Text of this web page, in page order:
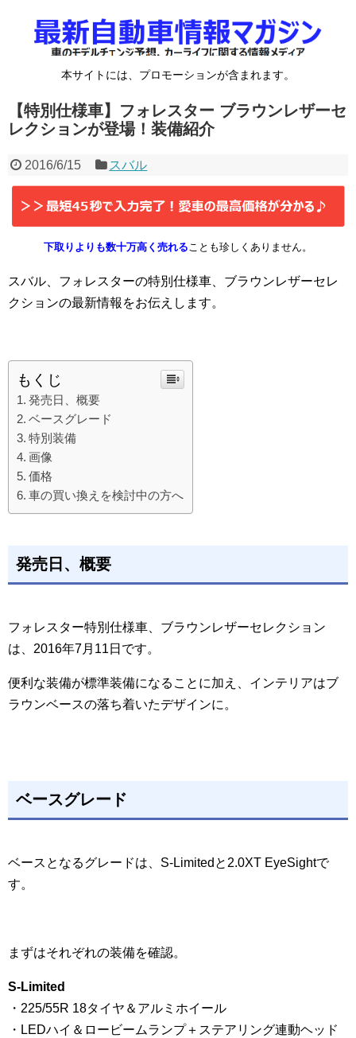
本サイトには、プロモーションが含まれます。
【特別仕様車】フォレスター ブラウンレザーセ
レクションが登場！装備紹介
2016/6/15 スバル
下取りよりも数十万高く売れることも珍しくありません。
スバル、フォレスターの特別仕様車、ブラウンレザーセレ
クションの最新情報をお伝えします。
もくじ
発売日、概要
ベースグレード
特別装備
画像
価格
車の買い換えを検討中の方へ
発売日、概要
フォレスター特別仕様車、ブラウンレザーセレクション
は、2016年7月11日です。
便利な装備が標準装備になることに加え、インテリアはブ
ラウンベースの落ち着いたデザインに。
ベースグレード
ベースとなるグレードは、S-Limitedと2.0XT EyeSightで
す。
まずはそれぞれの装備を確認。
S-Limited
・225/55R 18タイヤ＆アルミホイール
・LEDハイ＆ロービームランプ＋ステアリング連動ヘッド